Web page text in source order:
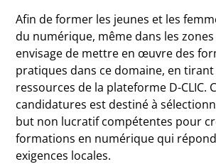
Afin de former les jeunes et les
du numérique, même dans les zones
envisage de mettre en œuvre des
pratiques dans ce domaine, en
ressources de la plateforme D-CLIC.
candidatures est destiné à
but non lucratif compétentes pour
formations en numérique qui
exigences locales.